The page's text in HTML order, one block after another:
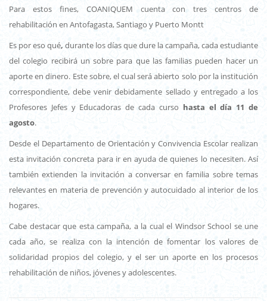
Para estos fines, COANIQUEM cuenta con tres centros de
rehabilitación en Antofagasta, Santiago y Puerto Montt
Es por eso qué, durante los días que dure la campaña, cada estudiante
del colegio recibirá un sobre para que las familias pueden hacer un
aporte en dinero. Este sobre, el cual será abierto solo por la institución
correspondiente, debe venir debidamente sellado y entregado a los
Profesores Jefes y Educadoras de cada curso hasta el día 11 de
agosto.
Desde el Departamento de Orientación y Convivencia Escolar realizan
esta invitación concreta para ir en ayuda de quienes lo necesiten. Así
también extienden la invitación a conversar en familia sobre temas
relevantes en materia de prevención y autocuidado al interior de los
hogares.
Cabe destacar que esta campaña, a la cual el Windsor School se une
cada año, se realiza con la intención de fomentar los valores de
solidaridad propios del colegio, y el ser un aporte en los procesos
rehabilitación de niños, jóvenes y adolescentes.